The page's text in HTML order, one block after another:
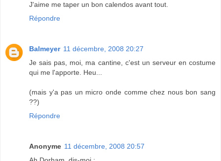
J'aime me taper un bon calendos avant tout.
Répondre
Balmeyer 11 décembre, 2008 20:27
Je sais pas, moi, ma cantine, c'est un serveur en costume
qui me l'apporte. Heu...
(mais y'a pas un micro onde comme chez nous bon sang
??)
Répondre
Anonyme 11 décembre, 2008 20:57